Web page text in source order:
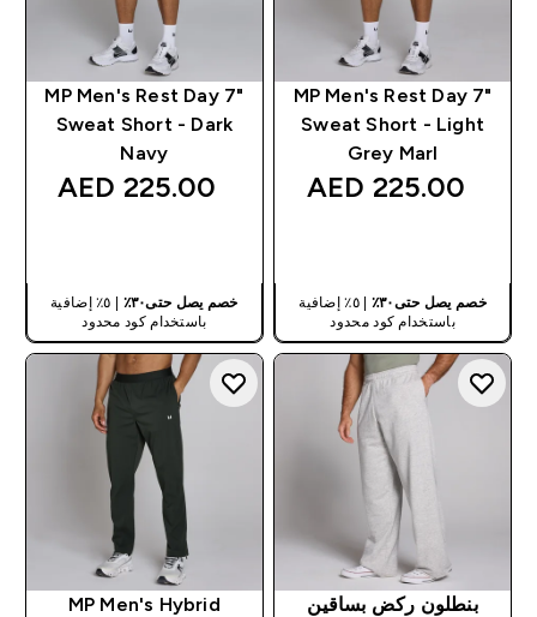
MP Men's Rest Day 7"
Sweat Short - Light
Grey Marl
225.00 AED‎
خصم يصل حتى٣٠٪
| ٥٪ إضافية
باستخدام كود محدود
MP Men's Rest Day 7"
Sweat Short - Dark
Navy
225.00 AED‎
خصم يصل حتى٣٠٪
| ٥٪ إضافية
باستخدام كود محدود
بنطلون ركض بساقين
MP Men's Hybrid